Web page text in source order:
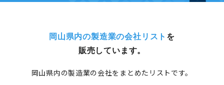
岡山県内の製造業の会社リスト を
販売しています。
岡山県内の製造業の会社をまとめたリストです。